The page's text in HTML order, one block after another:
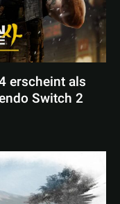
erscheint als
Switch 2